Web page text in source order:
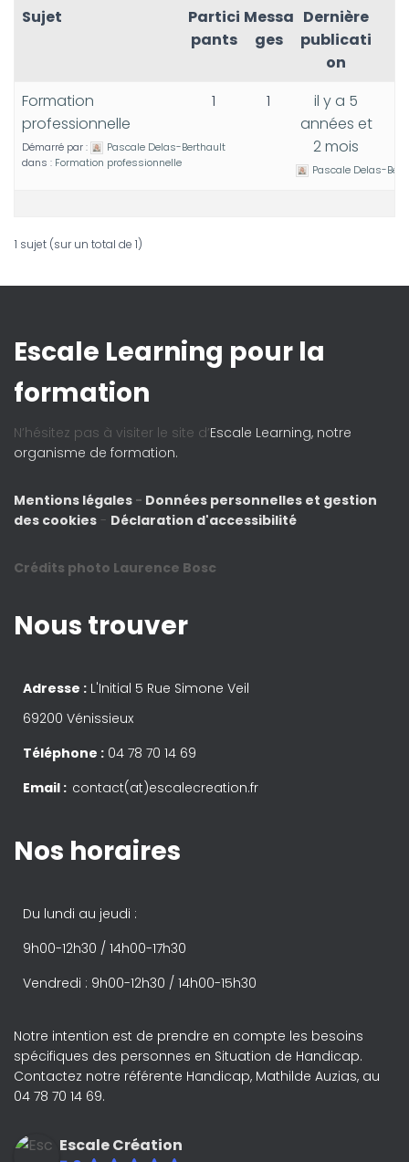
Sujet
Partici
pants
Messa
ges
Dernière
publicati
on
Formation
professionnelle
Démarré par :
Pascale Delas-Berthault
dans : Formation professionnelle
1 1
il y a 5
années et
2 mois
Pascale Delas-
1 sujet (sur un total de 1)
Escale Learning pour la
formation
N’hésitez pas à visiter le site d’Escale Learning, notre
organisme de formation.
Mentions légales - Données personnelles et gestion
des cookies - Déclaration d'accessibilité
Crédits photo Laurence Bosc
Nous trouver
Adresse : L'Initial 5 Rue Simone Veil
69200 Vénissieux
Téléphone : 04 78 70 14 69
Email : contact(at)escalecreation.fr
Nos horaires
Du lundi au jeudi :
9h00-12h30 / 14h00-17h30
Vendredi : 9h00-12h30 / 14h00-15h30
Notre intention est de prendre en compte les besoins
spécifiques des personnes en Situation de Handicap.
Contactez notre référente Handicap, Mathilde Auzias, au
04 78 70 14 69.
Escale Création